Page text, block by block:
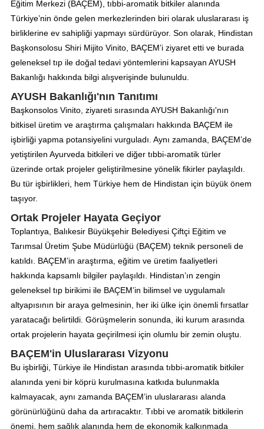
Eğitim Merkezi (BAÇEM), tıbbi-aromatik bitkiler alanında
Türkiye’nin önde gelen merkezlerinden biri olarak uluslararası iş
birliklerine ev sahipliği yapmayı sürdürüyor. Son olarak, Hindistan
Başkonsolosu Shiri Mijito Vinito, BAÇEM’i ziyaret etti ve burada
geleneksel tıp ile doğal tedavi yöntemlerini kapsayan AYUSH
Bakanlığı hakkında bilgi alışverişinde bulunuldu.
AYUSH Bakanlığı'nın Tanıtımı
Başkonsolos Vinito, ziyareti sırasında AYUSH Bakanlığı'nın
bitkisel üretim ve araştırma çalışmaları hakkında BAÇEM ile
işbirliği yapma potansiyelini vurguladı. Aynı zamanda, BAÇEM’de
yetiştirilen Ayurveda bitkileri ve diğer tıbbi-aromatik türler
üzerinde ortak projeler geliştirilmesine yönelik fikirler paylaşıldı.
Bu tür işbirlikleri, hem Türkiye hem de Hindistan için büyük önem
taşıyor.
Ortak Projeler Hayata Geçiyor
Toplantıya, Balıkesir Büyükşehir Belediyesi Çiftçi Eğitim ve
Tarımsal Üretim Şube Müdürlüğü (BAÇEM) teknik personeli de
katıldı. BAÇEM’in araştırma, eğitim ve üretim faaliyetleri
hakkında kapsamlı bilgiler paylaşıldı. Hindistan’ın zengin
geleneksel tıp birikimi ile BAÇEM’in bilimsel ve uygulamalı
altyapısının bir araya gelmesinin, her iki ülke için önemli fırsatlar
yaratacağı belirtildi. Görüşmelerin sonunda, iki kurum arasında
ortak projelerin hayata geçirilmesi için olumlu bir zemin oluştu.
BAÇEM'in Uluslararası Vizyonu
Bu işbirliği, Türkiye ile Hindistan arasında tıbbi-aromatik bitkiler
alanında yeni bir köprü kurulmasına katkıda bulunmakla
kalmayacak, aynı zamanda BAÇEM’in uluslararası alanda
görünürlüğünü daha da artıracaktır. Tıbbi ve aromatik bitkilerin
önemi, hem sağlık alanında hem de ekonomik kalkınmada